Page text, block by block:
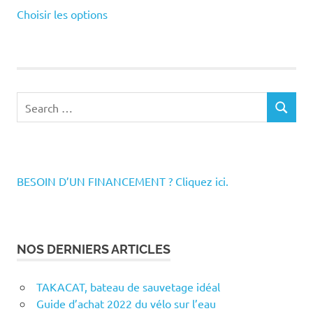
Choisir les options
for:
SEARCH
BESOIN D’UN FINANCEMENT ? Cliquez ici.
NOS DERNIERS ARTICLES
TAKACAT, bateau de sauvetage idéal
Guide d’achat 2022 du vélo sur l’eau